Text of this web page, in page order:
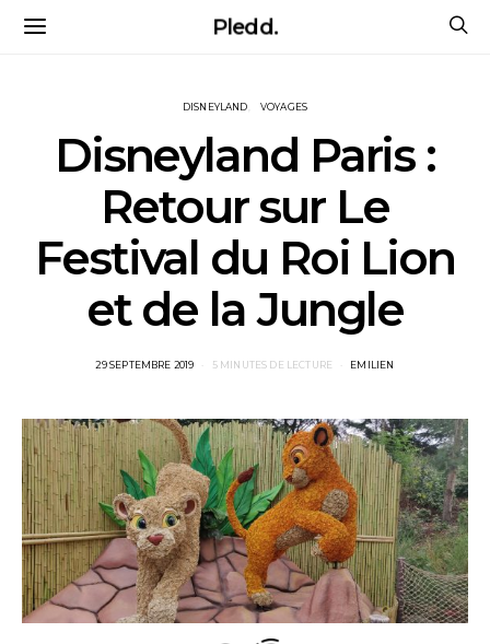
Pledd.
DISNEYLAND VOYAGES
Disneyland Paris :
Retour sur Le
Festival du Roi Lion
et de la Jungle
POSTED
29 SEPTEMBRE 2019 5 MINUTES DE LECTURE EMILIEN